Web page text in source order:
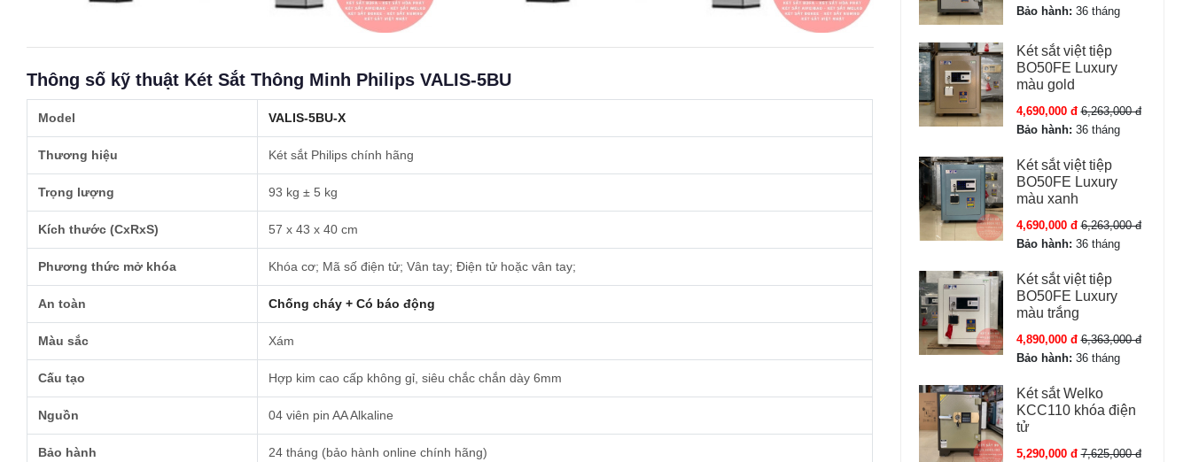
Thông số kỹ thuật Két Sắt Thông Minh Philips VALIS-5BU
Model VALIS-5BU-X
Thương hiệu Két sắt Philips chính hãng
Trọng lượng 93 kg ± 5 kg
Kích thước (CxRxS) 57 x 43 x 40 cm
Phương thức mở khóa Khóa cơ; Mã số điện tử; Vân tay; Điện tử hoặc vân tay;
An toàn Chống cháy + Có báo động
Màu sắc Xám
Cấu tạo Hợp kim cao cấp không gỉ, siêu chắc chắn dày 6mm
Nguồn 04 viên pin AA Alkaline
Bảo hành 24 tháng (bảo hành online chính hãng)
Bảo hành: 36 tháng
Két sắt việt tiệp
BO50FE Luxury
màu gold
4,690,000 đ 6,263,000 đ
Bảo hành: 36 tháng
Két sắt việt tiệp
BO50FE Luxury
màu xanh
4,690,000 đ 6,263,000 đ
Bảo hành: 36 tháng
Két sắt việt tiệp
BO50FE Luxury
màu trắng
4,890,000 đ 6,363,000 đ
Bảo hành: 36 tháng
Két sắt Welko
KCC110 khóa điện
tử
5,290,000 đ 7,625,000 đ